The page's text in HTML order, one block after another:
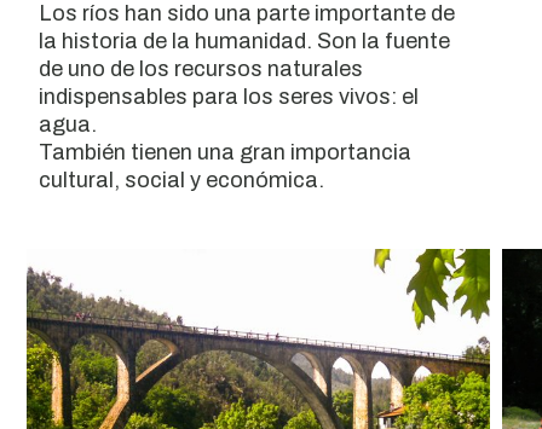
Los ríos han sido una parte importante de
la historia de la humanidad. Son la fuente
de uno de los recursos naturales
indispensables para los seres vivos: el
agua.
También tienen una gran importancia
cultural, social y económica.